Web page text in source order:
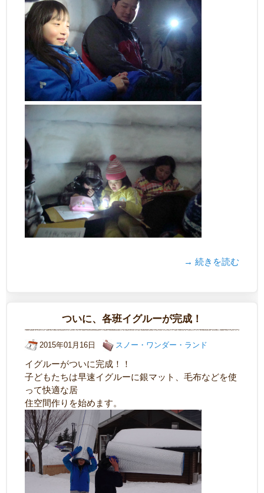
→ 続きを読む
ついに、各班イグルーが完成！
2015年01月16日 スノー・ワンダー・ランド
イグルーがついに完成！！
子どもたちは早速イグルーに銀マット、毛布などを使
って快適な居
住空間作りを始めます。